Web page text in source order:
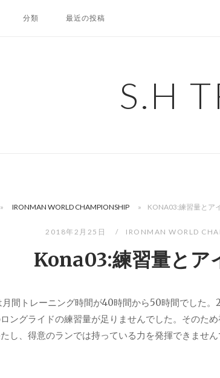
分類 最近の投稿
S.H
» IRONMAN WORLD CHAMPIONSHIP » KONA03:練習量とア
2018年2月25日 IRONMAN WORLD
Kona03:練習量とア
月間トレーニング時間が40時間から50時間でした
ングライドの練習量が足りませんでした。そのた
し、得意のランでは持っている力を発揮できませ